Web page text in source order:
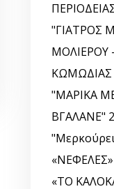
"ΓΙΑΤΡΟΣ
ΜΟΛΙΕΡΟΥ
ΚΩΜΩΔΙΑΣ
"ΜΑΡΙΚΑ
ΒΓΑΛΑΝΕ"
«ΤΟ